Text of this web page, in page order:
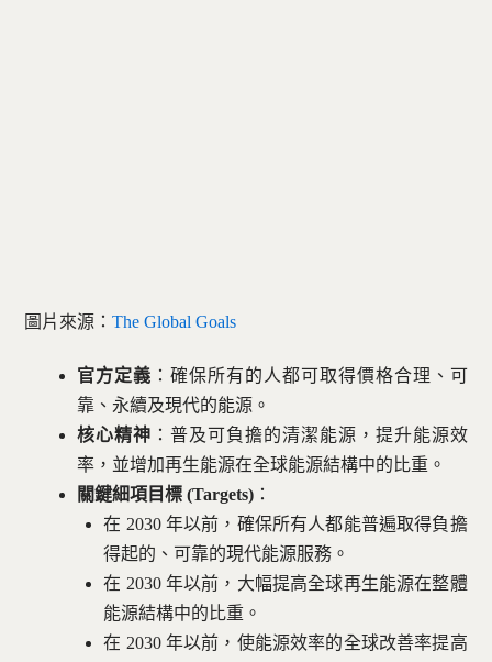
圖片來源：The Global Goals
官方定義 ：確保所有的人都可取得價格合理、可
靠、永續及現代的能源。
核心精神 ：普及可負擔的清潔能源，提升能源效
率，並增加再生能源在全球能源結構中的比重。
關鍵細項目標 (Targets) ：
在 2030 年以前，確保所有人都能普遍取得負擔
得起的、可靠的現代能源服務。
在 2030 年以前，大幅提高全球再生能源在整體
能源結構中的比重。
在 2030 年以前，使能源效率的全球改善率提高